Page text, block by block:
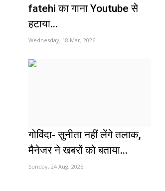
fatehi का गाना Youtube से
हटाया...
Wednesday, 18 Mar, 2026
गोविंदा- सुनीता नहीं लेंगे तलाक,
मैनेजर ने खबरों को बताया...
Sunday, 24 Aug, 2025